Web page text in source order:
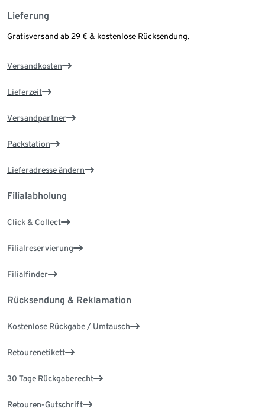
Lieferung
Gratisversand ab 29 € & kostenlose Rücksendung.
Versandkosten
Lieferzeit
Versandpartner
Packstation
Lieferadresse ändern
Filialabholung
Click & Collect
Filialreservierung
Filialfinder
Rücksendung & Reklamation
Kostenlose Rückgabe / Umtausch
Retourenetikett
30 Tage Rückgaberecht
Retouren-Gutschrift